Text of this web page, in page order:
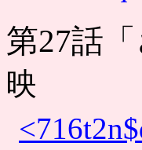
第27話
映